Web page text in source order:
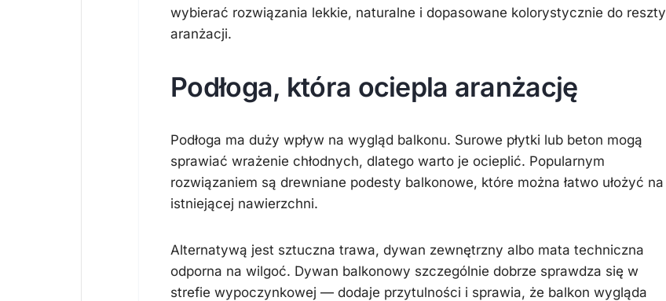
wybierać rozwiązania lekkie, naturalne i dopasowane kolorystycznie do reszty
aranżacji.
Podłoga, która ociepla aranżację
Podłoga ma duży wpływ na wygląd balkonu. Surowe płytki lub beton mogą
sprawiać wrażenie chłodnych, dlatego warto je ocieplić. Popularnym
rozwiązaniem są drewniane podesty balkonowe, które można łatwo ułożyć na
istniejącej nawierzchni.
Alternatywą jest sztuczna trawa, dywan zewnętrzny albo mata techniczna
odporna na wilgoć. Dywan balkonowy szczególnie dobrze sprawdza się w
strefie wypoczynkowej — dodaje przytulności i sprawia, że balkon wygląda